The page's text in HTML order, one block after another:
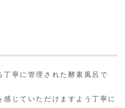
丁寧に管理された酵素風呂で
感じていただけますよう丁寧に